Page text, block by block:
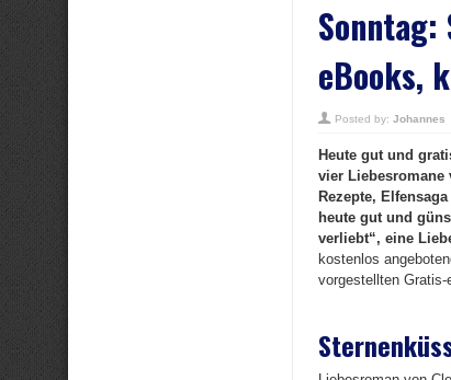
eBooks,
Posted by: Johannes
Heute gut und
vier
Rezepte,
heute gut und
verliebt“, eine
kostenlos
vorgestellten